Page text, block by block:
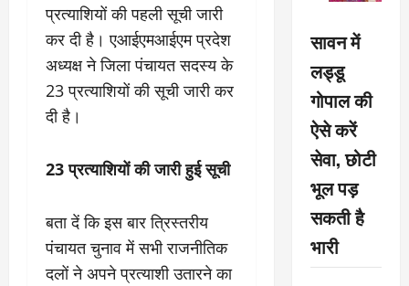
प्रत्याशियों की पहली सूची जारी
कर दी है। एआईएमआईएम प्रदेश
अध्यक्ष ने जिला पंचायत सदस्य के
23 प्रत्याशियों की सूची जारी कर
दी है।
23 प्रत्याशियों की जारी हुई सूची
बता दें कि इस बार त्रिस्तरीय
पंचायत चुनाव में सभी राजनीतिक
दलों ने अपने प्रत्याशी उतारने का
सावन में
लड्डू
गोपाल की
ऐसे करें
सेवा, छोटी
भूल पड़
सकती है
भारी